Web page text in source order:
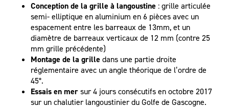
Conception de la grille à langoustine : grille articulée
semi- elliptique en aluminium en 6 pièces avec un
espacement entre les barreaux de 13mm, et un
diamètre de barreaux verticaux de 12 mm (contre 25
mm grille précédente)
Montage de la grille dans une partie droite
réglementaire avec un angle théorique de l’ordre de
45°.
Essais en mersur 4 jours consécutifs en octobre 2017
sur un chalutier langoustinier du Golfe de Gascogne.